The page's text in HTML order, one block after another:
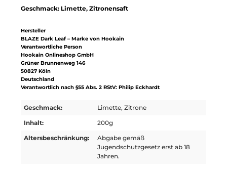
Geschmack: Limette, Zitronensaft
Hersteller
BLAZE Dark Leaf – Marke von Hookain
Verantwortliche Person
Hookain Onlineshop GmbH
Grüner Brunnenweg 146
50827 Köln
Deutschland
Verantwortlich nach §55 Abs. 2 RStV: Philip Eckhardt
Geschmack:
Limette, Zitrone
Inhalt:
200g
Altersbeschränkung:
Abgabe gemäß
Jugendschutzgesetz erst ab 18
Jahren.